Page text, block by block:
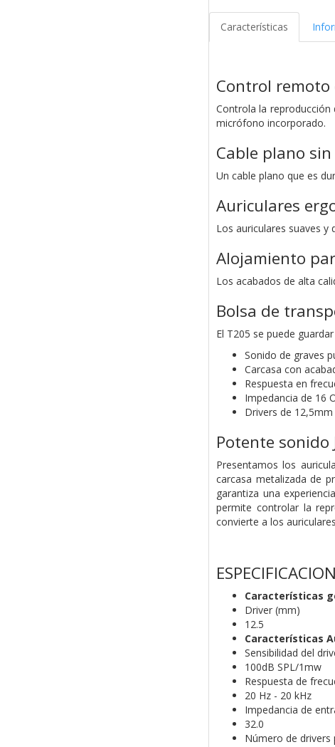
Características
Control
Controla la
micrófono incorporado.
Cable plano
Un cable plano que es
Auriculares
Los auriculares suaves
Alojamiento
Los acabados de alta
Bolsa de
El T205 se puede
Sonido de graves
Carcasa con
Respuesta en
Impedancia de 16
Drivers de 12,5mm
Potente sonido
Presentamos los
carcasa metalizada de
garantiza una
permite controlar la
convierte a los
Características
Driver (mm)
12.5
Características
Sensibilidad del
100dB SPL/1mw
Respuesta de
20 Hz - 20 kHz
Impedancia de
32.0
Número de drivers